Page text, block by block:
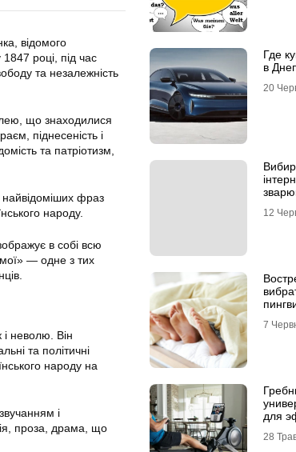
відомого
році, під час
та незалежність
що знаходилися
піднесеність і
та патріотизм,
фраз
народу.
в собі всю
мої» — одне з тих
і неволю. Він
та політичні
народу на
і
проза, драма, що
Где
в
20
12
7
для
28